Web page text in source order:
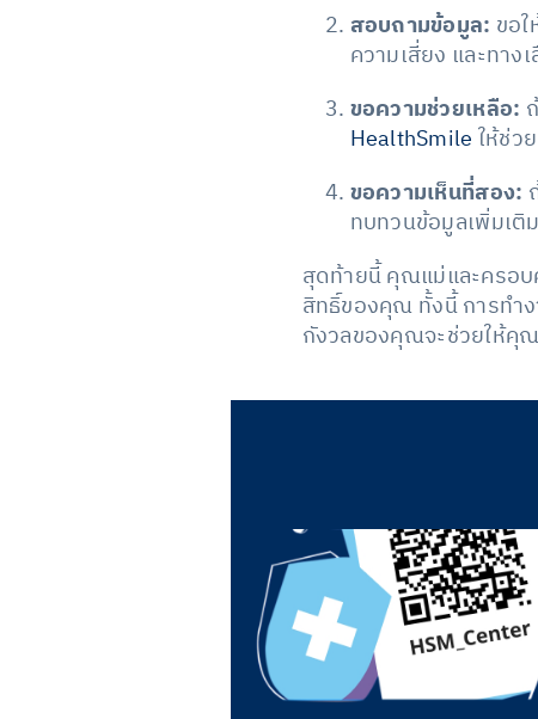
สอบถามข้อมูล: ขอ
ความเสี่ยง และทา
ขอความช่วยเหลือ:
HealthSmile ให้ช่ว
ขอความเห็นที่สอง:
ทบทวนข้อมูลเพิ่มเติ
สุดท้ายนี้ คุณแม่และครอ
สิทธิ์ของคุณ ทั้งนี้ การทำ
กังวลของคุณจะช่วยให้คุ